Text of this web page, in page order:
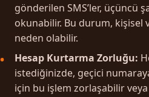
gönderilen SMS’ler, üçüncü
okunabilir. Bu durum, kişisel
neden olabilir.
Hesap Kurtarma Zorluğu:
istediğinizde, geçici
için bu işlem zorlaşabilir